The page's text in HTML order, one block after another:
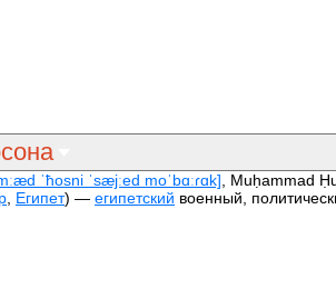
ˈħosni ˈsæjːed moˈbɑːɾɑk] , Muḥammad
Египет) — египетский военный,